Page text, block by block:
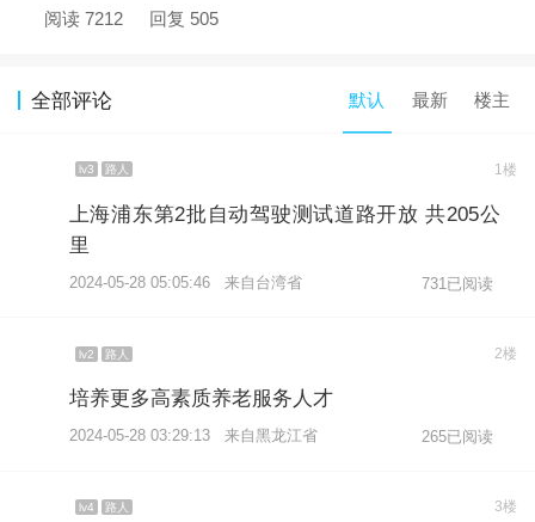
阅读 7212 回复 505
全部评论 默认 最新 楼主
lv3 路人 1楼
上海浦东第2批自动驾驶测试道路开放 共205公
里
2024-05-28 05:05:46 来自台湾省 731已阅读
lv2 路人 2楼
培养更多高素质养老服务人才
2024-05-28 03:29:13 来自黑龙江省 265已阅读
lv4 路人 3楼